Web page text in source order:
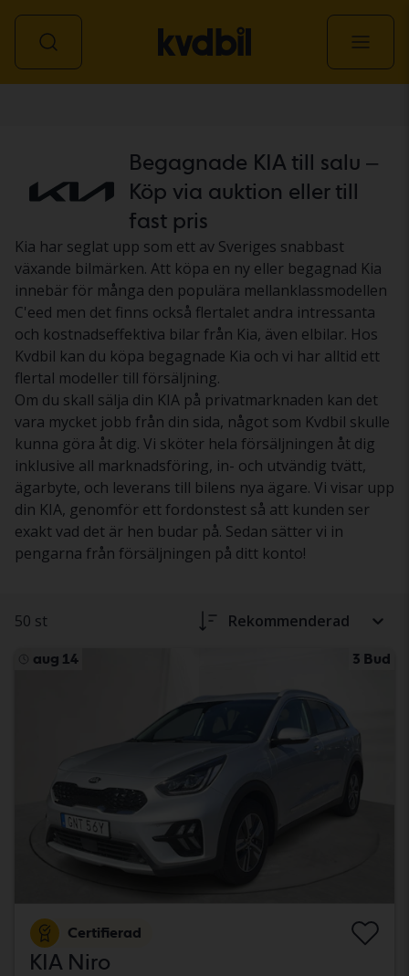
Begagnade KIA till salu –
Köp via auktion eller till
fast pris
Kia har seglat upp som ett av Sveriges snabbast
växande bilmärken. Att köpa en ny eller begagnad Kia
innebär för många den populära mellanklassmodellen
C'eed men det finns också flertalet andra intressanta
och kostnadseffektiva bilar från Kia, även elbilar. Hos
Kvdbil kan du köpa begagnade Kia och vi har alltid ett
flertal modeller till försäljning.
Om du skall sälja din KIA på privatmarknaden kan det
vara mycket jobb från din sida, något som Kvdbil skulle
kunna göra åt dig. Vi sköter hela försäljningen åt dig
inklusive all marknadsföring, in- och utvändig tvätt,
ägarbyte, och leverans till bilens nya ägare. Vi visar upp
din KIA, genomför ett fordonstest så att kunden ser
exakt vad det är hen budar på. Sedan sätter vi in
pengarna från försäljningen på ditt konto!
50 st Rekommenderad
aug 14 3 Bud
Certifierad
KIA Niro